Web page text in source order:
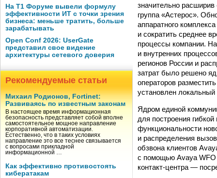
На Т1 Форуме вывели формулу
эффективности ИТ с точки зрения
бизнеса: меньше тратить, больше
зарабатывать
Open Conf 2026: UserGate
представил свое видение
архитектуры сетевого доверия
Рекомендуемые статьи
Михаил Родионов, Fortinet:
Развиваясь по известным законам
В настоящее время информационная
безопасность представляет собой вполне
самостоятельное мощное направление
корпоративной автоматизации.
Естественно, что в таких условиях
направление это все теснее связывается
с вопросами прикладной
информационной …
Как эффективно противостоять
кибератакам
значительно
группа «Астерос».
аппаратного
и сократить среднее
процессы компании.
и внутренних
регионов России и
затрат было решено
операторов
установлен
Ядром единой
для построения
функциональности
и распределения
обзвона клиентов
с помощью Avaya WFO
контакт-центра —